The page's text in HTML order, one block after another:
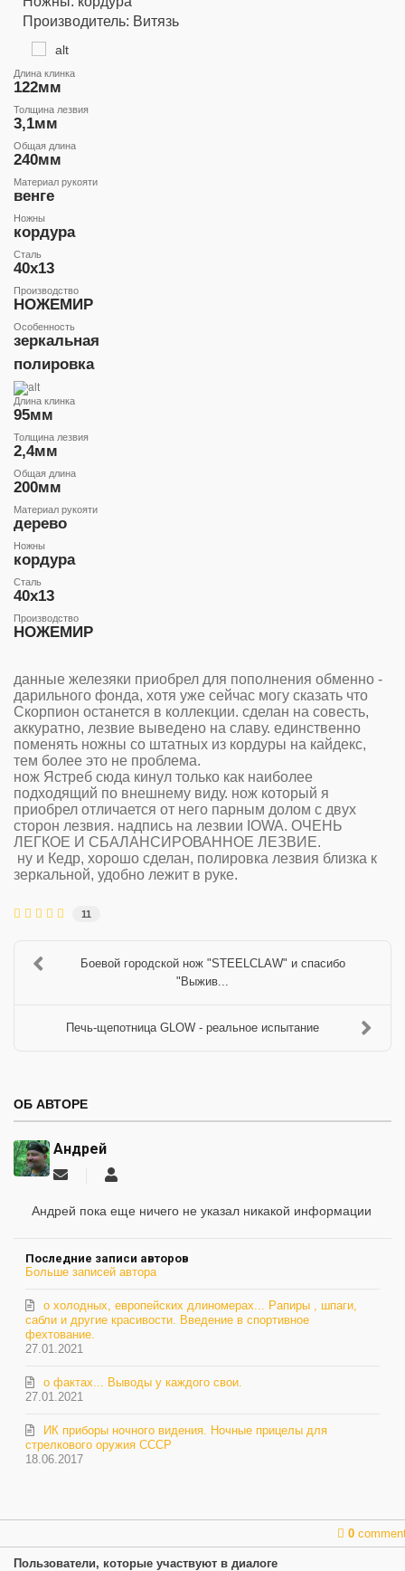
Производитель: Витязь
Длина клинка
122мм
Толщина лезвия
3,1мм
Общая длина
240мм
Материал рукояти
венге
Ножны
кордура
Сталь
40x13
Производство
НОЖЕМИР
Особенность
зеркальная
полировка
Длина клинка
95мм
Толщина лезвия
2,4мм
Общая длина
200мм
Материал рукояти
дерево
Ножны
кордура
Сталь
40х13
Производство
НОЖЕМИР
данные железяки приобрел для пополнения обменно -
дарильного фонда, хотя уже сейчас могу сказать что
Скорпион останется в коллекции. сделан на совесть,
аккуратно, лезвие выведено на славу. единственно
поменять ножны со штатных из кордуры на кайдекс,
тем более это не проблема.
нож Ястреб сюда кинул только как наиболее
подходящий по внешнему виду. нож который я
приобрел отличается от него парным долом с двух
сторон лезвия. надпись на лезвии IOWA. ОЧЕНЬ
ЛЕГКОЕ И СБАЛАНСИРОВАННОЕ ЛЕЗВИЕ.
ну и Кедр, хорошо сделан, полировка лезвия близка к
зеркальной, удобно лежит в руке.
11
Боевой городской нож "STEELCLAW" и спасибо
"Выжив...
Печь-щепотница GLOW - реальное испытание
ОБ АВТОРЕ
Андрей
Подписаться
обновление
Андрей
Андрей пока еще ничего не указал никакой информации
Последние записи авторов
Больше записей автора
27.01.2021
о холодных, европейских длиномерах... Рапиры , шпаги,
сабли и другие красивости. Введение в спортивное
фехтование.
27.01.2021
о фактах... Выводы у каждого свои.
18.06.2017
ИК приборы ночного видения. Ночные прицелы для
стрелкового оружия СССР
0
Пользователи, которые участвуют в диалоге